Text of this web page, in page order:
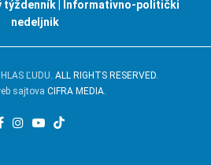
týždenník | Informativno-politički
nedeljnik
HLAS ĽUDU. ALL RIGHTS RESERVED.
sajtova CIFRA MEDIA.